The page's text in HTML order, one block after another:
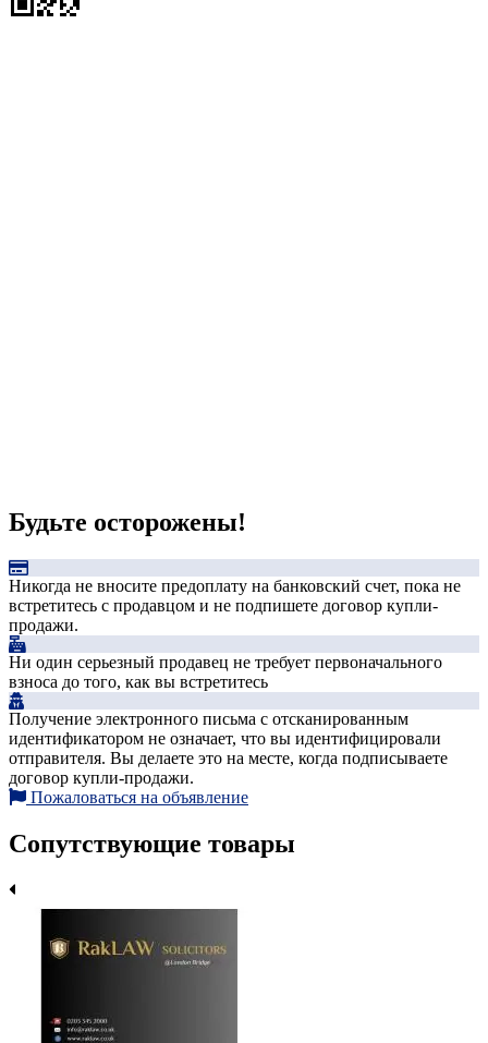
Будьте осторожены!
Никогда не вносите предоплату на банковский счет, пока не
встретитесь с продавцом и не подпишете договор купли-
продажи.
Ни один серьезный продавец не требует первоначального
взноса до того, как вы встретитесь
Получение электронного письма с отсканированным
идентификатором не означает, что вы идентифицировали
отправителя. Вы делаете это на месте, когда подписываете
договор купли-продажи.
Пожаловаться на объявление
Сопутствующие товары